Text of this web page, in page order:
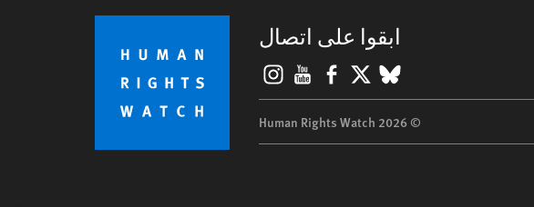
ابقوا على اتصال
BlueSky
X
Facebook
YouTube
Instagram
© 2026 Human Rights Watch